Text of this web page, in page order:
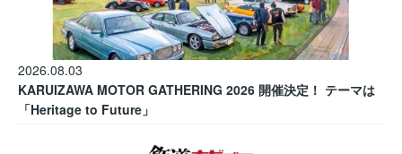
2026.08.03
KARUIZAWA MOTOR GATHERING 2026 開催決定！ テーマは
「Heritage to Future」